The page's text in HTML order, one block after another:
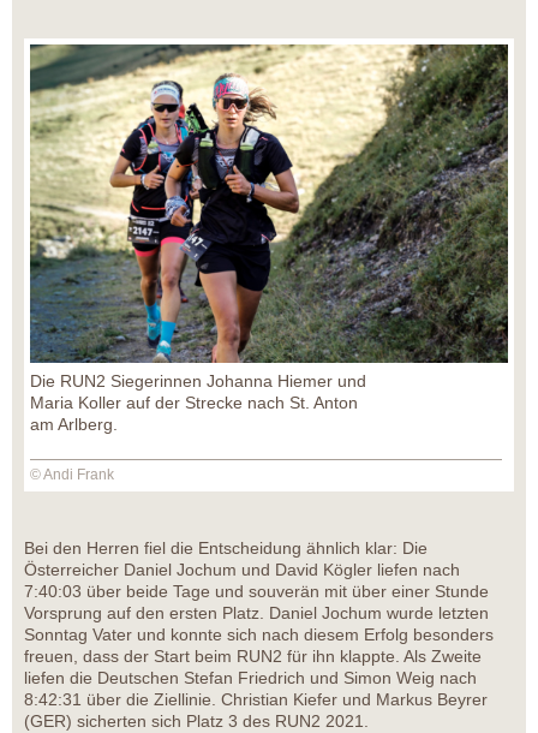
Die RUN2 Siegerinnen Johanna Hiemer und
Maria Koller auf der Strecke nach St. Anton
am Arlberg.
© Andi Frank
Bei den Herren fiel die Entscheidung ähnlich klar: Die
Österreicher Daniel Jochum und David Kögler liefen nach
7:40:03 über beide Tage und souverän mit über einer Stunde
Vorsprung auf den ersten Platz. Daniel Jochum wurde letzten
Sonntag Vater und konnte sich nach diesem Erfolg besonders
freuen, dass der Start beim RUN2 für ihn klappte. Als Zweite
liefen die Deutschen Stefan Friedrich und Simon Weig nach
8:42:31 über die Ziellinie. Christian Kiefer und Markus Beyrer
(GER) sicherten sich Platz 3 des RUN2 2021.